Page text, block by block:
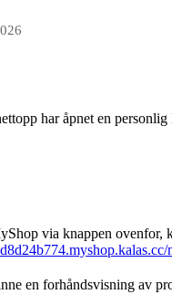
har åpnet en
via knappen ovenfor,
en forhåndsvisning av